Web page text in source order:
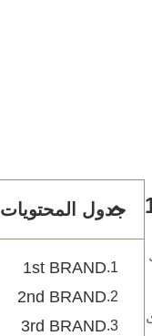
جدول المحتويات
1st BRAND
2nd BRAND
3rd BRAND